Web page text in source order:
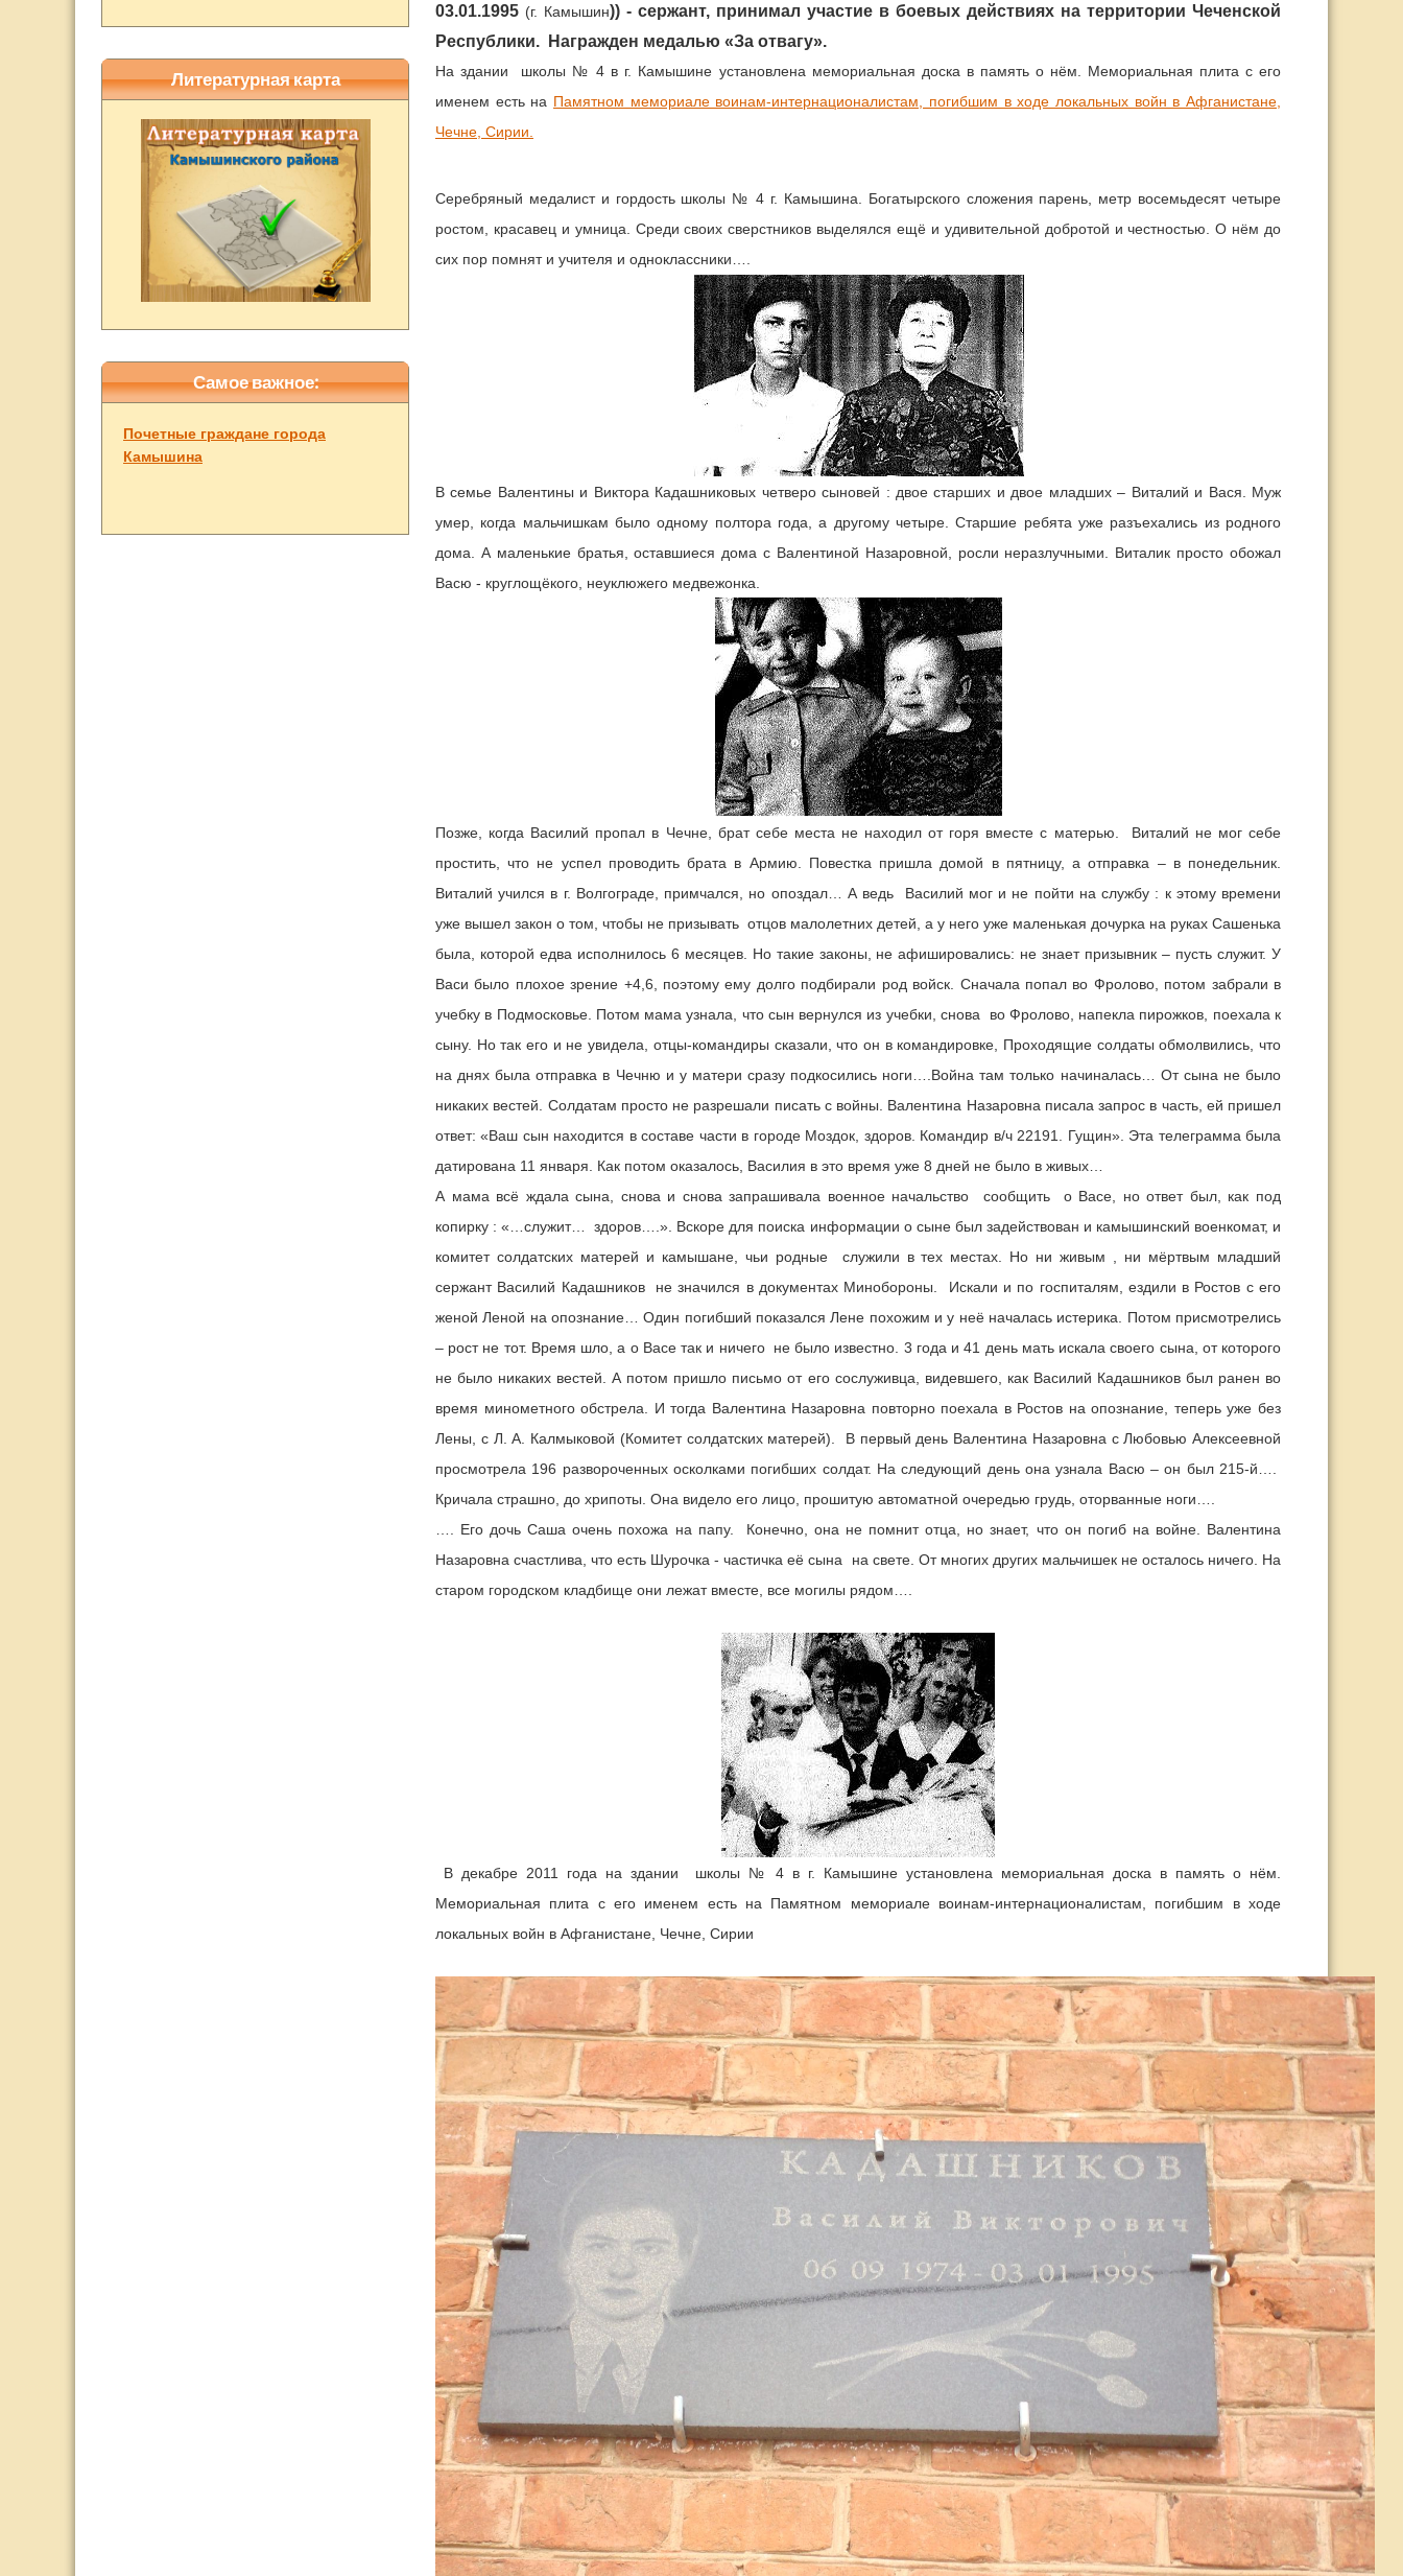
03.01.1995 (г. Камышин)) - сержант, принимал участие в боевых действиях на территории Чеченской
Республики. Награжден медалью «За отвагу».
На здании школы № 4 в г. Камышине установлена мемориальная доска в память о нём. Мемориальная плита с его
именем есть на Памятном мемориале воинам-интернационалистам, погибшим в ходе локальных войн в Афганистане,
Чечне, Сирии.
Серебряный медалист и гордость школы № 4 г. Камышина. Богатырского сложения парень, метр восемьдесят четыре
ростом, красавец и умница. Среди своих сверстников выделялся ещё и удивительной добротой и честностью. О нём до
сих пор помнят и учителя и одноклассники….
В семье Валентины и Виктора Кадашниковых четверо сыновей : двое старших и двое младших – Виталий и Вася. Муж
умер, когда мальчишкам было одному полтора года, а другому четыре. Старшие ребята уже разъехались из родного
дома. А маленькие братья, оставшиеся дома с Валентиной Назаровной, росли неразлучными. Виталик просто обожал
Васю - круглощёкого, неуклюжего медвежонка.
Позже, когда Василий пропал в Чечне, брат себе места не находил от горя вместе с матерью. Виталий не мог себе
простить, что не успел проводить брата в Армию. Повестка пришла домой в пятницу, а отправка – в понедельник.
Виталий учился в г. Волгограде, примчался, но опоздал… А ведь Василий мог и не пойти на службу : к этому времени
уже вышел закон о том, чтобы не призывать отцов малолетних детей, а у него уже маленькая дочурка на руках Сашенька
была, которой едва исполнилось 6 месяцев. Но такие законы, не афишировались: не знает призывник – пусть служит. У
Васи было плохое зрение +4,6, поэтому ему долго подбирали род войск. Сначала попал во Фролово, потом забрали в
учебку в Подмосковье. Потом мама узнала, что сын вернулся из учебки, снова во Фролово, напекла пирожков, поехала к
сыну. Но так его и не увидела, отцы-командиры сказали, что он в командировке, Проходящие солдаты обмолвились, что
на днях была отправка в Чечню и у матери сразу подкосились ноги….Война там только начиналась… От сына не было
никаких вестей. Солдатам просто не разрешали писать с войны. Валентина Назаровна писала запрос в часть, ей пришел
ответ: «Ваш сын находится в составе части в городе Моздок, здоров. Командир в/ч 22191. Гущин». Эта телеграмма была
датирована 11 января. Как потом оказалось, Василия в это время уже 8 дней не было в живых…
А мама всё ждала сына, снова и снова запрашивала военное начальство сообщить о Васе, но ответ был, как под
копирку : «…служит… здоров….». Вскоре для поиска информации о сыне был задействован и камышинский военкомат, и
комитет солдатских матерей и камышане, чьи родные служили в тех местах. Но ни живым , ни мёртвым младший
сержант Василий Кадашников не значился в документах Минобороны. Искали и по госпиталям, ездили в Ростов с его
женой Леной на опознание… Один погибший показался Лене похожим и у неё началась истерика. Потом присмотрелись
– рост не тот. Время шло, а о Васе так и ничего не было известно. 3 года и 41 день мать искала своего сына, от которого
не было никаких вестей. А потом пришло письмо от его сослуживца, видевшего, как Василий Кадашников был ранен во
время минометного обстрела. И тогда Валентина Назаровна повторно поехала в Ростов на опознание, теперь уже без
Лены, с Л. А. Калмыковой (Комитет солдатских матерей). В первый день Валентина Назаровна с Любовью Алексеевной
просмотрела 196 развороченных осколками погибших солдат. На следующий день она узнала Васю – он был 215-й….
Кричала страшно, до хрипоты. Она видело его лицо, прошитую автоматной очередью грудь, оторванные ноги….
…. Его дочь Саша очень похожа на папу. Конечно, она не помнит отца, но знает, что он погиб на войне. Валентина
Назаровна счастлива, что есть Шурочка - частичка её сына на свете. От многих других мальчишек не осталось ничего. На
старом городском кладбище они лежат вместе, все могилы рядом….
В декабре 2011 года на здании школы № 4 в г. Камышине установлена мемориальная доска в память о нём.
Мемориальная плита с его именем есть на Памятном мемориале воинам-интернационалистам, погибшим в ходе
локальных войн в Афганистане, Чечне, Сирии
Литературная карта
Самое важное:
Почетные граждане города
Камышина